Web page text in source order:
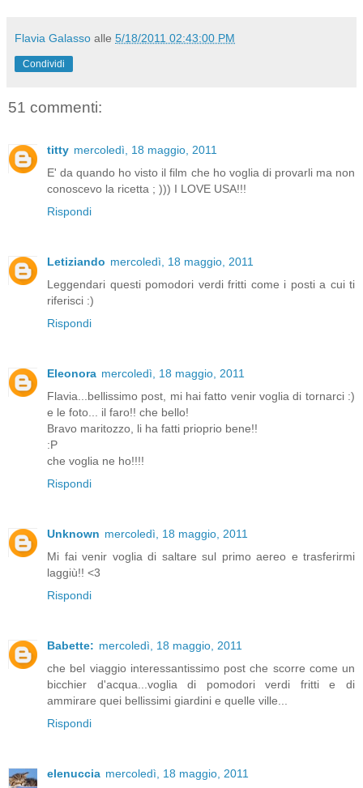
Flavia Galasso alle 5/18/2011 02:43:00 PM
Condividi
51 commenti:
titty mercoledì, 18 maggio, 2011
E' da quando ho visto il film che ho voglia di provarli ma non
conoscevo la ricetta ; ))) I LOVE USA!!!
Rispondi
Letiziando mercoledì, 18 maggio, 2011
Leggendari questi pomodori verdi fritti come i posti a cui ti
riferisci :)
Rispondi
Eleonora mercoledì, 18 maggio, 2011
Flavia...bellissimo post, mi hai fatto venir voglia di tornarci :)
e le foto... il faro!! che bello!
Bravo maritozzo, li ha fatti prioprio bene!!
:P
che voglia ne ho!!!!
Rispondi
Unknown mercoledì, 18 maggio, 2011
Mi fai venir voglia di saltare sul primo aereo e trasferirmi
laggiù!! <3
Rispondi
Babette: mercoledì, 18 maggio, 2011
che bel viaggio interessantissimo post che scorre come un
bicchier d'acqua...voglia di pomodori verdi fritti e di
ammirare quei bellissimi giardini e quelle ville...
Rispondi
elenuccia mercoledì, 18 maggio, 2011